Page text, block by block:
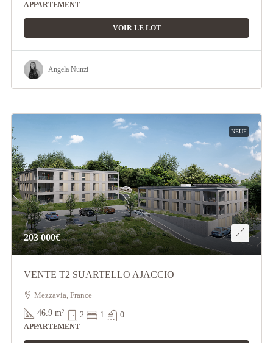
APPARTEMENT
VOIR LE LOT
Angela Nunzi
NEUF
203 000€
VENTE T2 SUARTELLO AJACCIO
Mezzavia, France
46.9 m² 2 1 0
APPARTEMENT